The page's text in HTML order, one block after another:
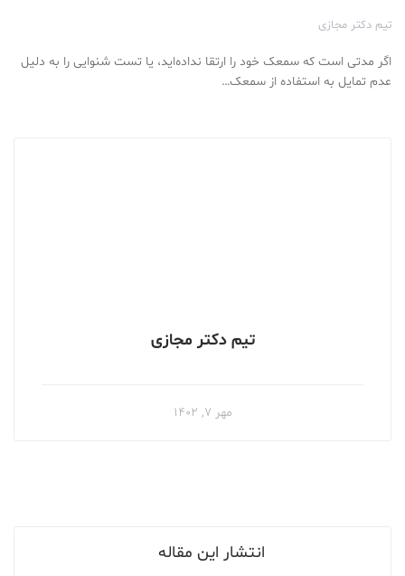
انتشار این مقاله
تیم دکتر مجازی
اگر مدتی است که سمعک خود را ارتقا نداده‌اید، یا تست شنوایی را به دلیل
عدم تمایل به استفاده از سمعک…
تیم دکتر مجازی
مهر ۷, ۱۴۰۲